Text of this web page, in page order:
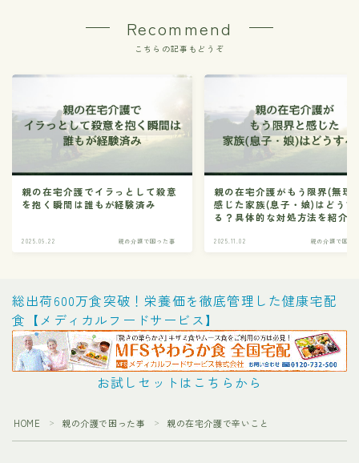
Recommend
こちらの記事もどうぞ
親の在宅介護でイラっとして殺意
を抱く瞬間は誰もが経験済み
2025.09.22 親の介護で困った事
親の在宅介護がもう限界(無理)
感じた家族(息子・娘)はどうす
る？具体的な対処方法を紹介
2025.11.02 親の介護で困っ
総出荷600万食突破！栄養価を徹底管理した健康宅配
食【メディカルフードサービス】
お試しセットはこちらから
HOME ＞ 親の介護で困った事 ＞ 親の在宅介護で辛いこと